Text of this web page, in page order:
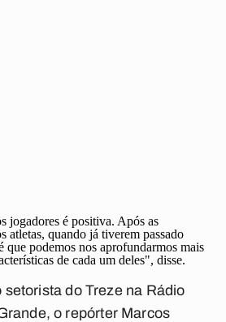
jogadores é positiva. Após as
atletas, quando já tiverem passado
que podemos nos aprofundarmos mais
de cada um deles", disse.
setorista do Treze na Rádio
o repórter Marcos